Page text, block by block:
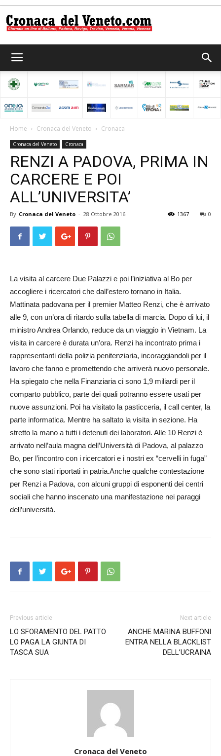
del
Home Cronaca del Veneto Cronaca
Cronaca del Veneto Cronaca
RENZI A PADOVA, PRIMA IN
CARCERE E POI
ALL’UNIVERSITA’
By Cronaca del Veneto - 28 Ottobre 2016 0
1367
La visita al carcere Due Palazzi e poi l’iniziativa al Bo per
accogliere i ricercatori che dall’estero tornano in It­alia.
Mattinata padovana per il premier Matteo Renzi, che è arrivato
alle 9, con un’ora di ritardo sulla tabella di marcia. Dopo di lui, il
ministro Andrea Orlando, reduce da un viaggio in Vietnam. La
visita in carcere è durata un’ora. Renzi ha incontrato prima i
rappresentanti della polizia penitenziaria, incoraggiandoli per il
lavoro che fanno e promettendo che arriverà nuovo personale.
Ha spiegato che nella Fin­an­ziaria ci sono 1,9 miliardi per il
comparto pubblico, parte dei quali potranno essere usati per
nuove assunzioni. Poi ha visitato la pasticceria, il call center, la
parte informatica. Mentre ha saltato la visita in sezione. Ha
stretto la mano a tutti i detenuti dei laboratori. Alle 10 Renzi è
arrivato nell’aula magna del­l’­Università di Padova, al palazzo
Bo, per l’incontro con i ricercatori e i nostri ex “cervelli in fuga”
che sono stati riportati in patria.Anche qualche contestazione
per Renzi a Padova, con alcuni gruppi di esponenti dei centri
sociali che hanno inscenato una manifestazione nei par­aggi
dell’università.
Previous article
LO SFORAMENTO DEL PATTO
LO PAGA LA GIUNTA DI
TASCA SUA
Next article
ANCHE MARINA BUFFONI
ENTRA NELLA BLACKLIST
DELL’UCRAINA
Cronaca del Veneto